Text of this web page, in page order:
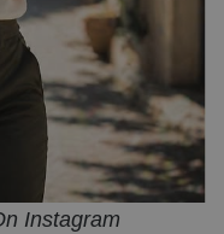
Instagram